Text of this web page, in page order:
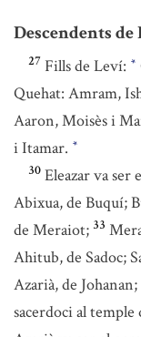
Descendents
27 Fills de Leví: *
Quehat: Amram,
Aaron, Moisès i
i Itamar. *
30 Eleazar va ser
Abixua, de Buquí;
de Meraiot; 33
Ahitub, de Sadoc;
Azarià, de Johanan;
sacerdoci al temple